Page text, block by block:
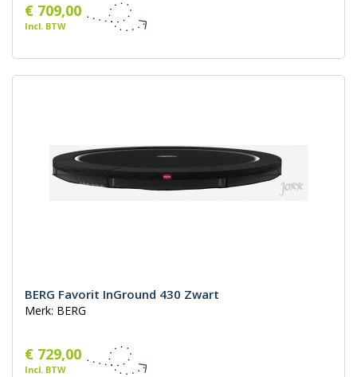
€ 709,00
Incl. BTW
BERG Favorit InGround 430 Zwart
Merk: BERG
€ 729,00
Incl. BTW